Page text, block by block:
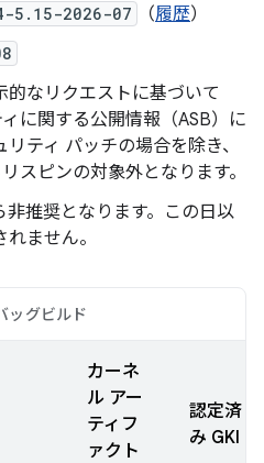
5.15-2026-07 （履歴）
的なリクエストに基づいて
に関する公開情報（ASB）に
ティ パッチの場合を除き、
スピンの対象外となります。
非推奨となります。この日以
ません。
ッグビルド
カーネ
ル アー
ティフ
ァクト
認定済
み GKI